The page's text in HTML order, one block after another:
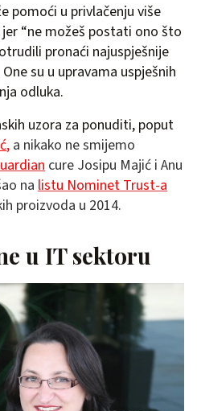
pomoći u privlačenju više
“ne možeš postati ono što
pronaći najuspješnije
su u upravama uspješnih
odluka.
uzora za ponuditi, poput
, a nikako ne smijemo
cure Josipu Majić i Anu
na listu Nominet Trust-a
proizvoda u 2014.
u IT sektoru